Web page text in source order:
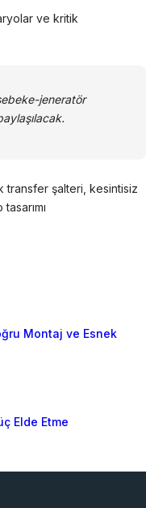
ve kritik
jeneratör
transfer şalteri, kesintisiz
Montaj ve Esnek
Elde Etme